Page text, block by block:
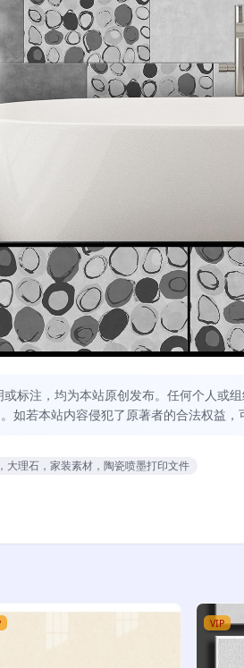
标注，均为本站原创发布。任何个人或
如若本站内容侵犯了原著者的合法权益，
大理石，家装素材，陶瓷喷墨打印文件
VIP